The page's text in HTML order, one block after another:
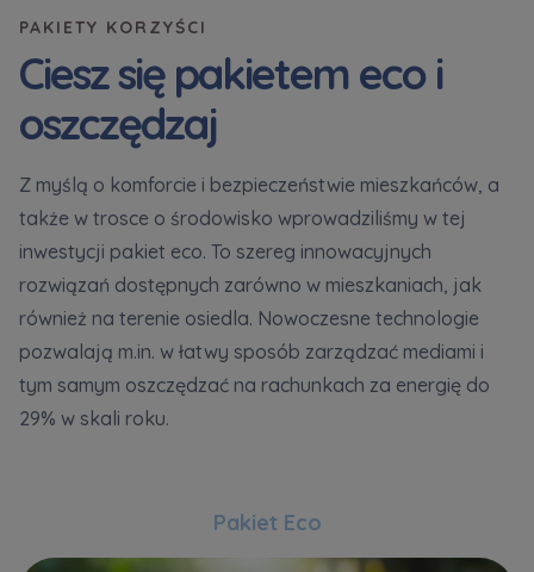
PAKIETY KORZYŚCI
Ciesz się pakietem eco i
oszczędzaj
Z myślą o komforcie i bezpieczeństwie mieszkańców, a
także w trosce o środowisko wprowadziliśmy w tej
inwestycji pakiet eco. To szereg innowacyjnych
rozwiązań dostępnych zarówno w mieszkaniach, jak
również na terenie osiedla. Nowoczesne technologie
pozwalają m.in. w łatwy sposób zarządzać mediami i
tym samym oszczędzać na rachunkach za energię do
29% w skali roku.
Pakiet Eco